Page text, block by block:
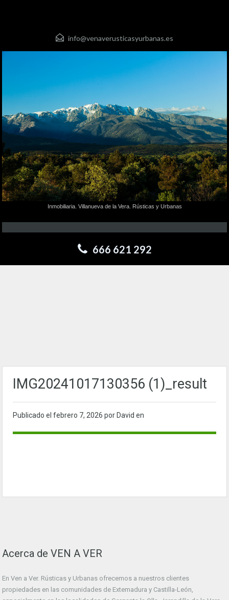
info@venaverusticasyurbanas.es
Inmobiliaria. Villanueva de la Vera. Rústicas y Urbanas
666 621 292
IMG20241017130356 (1)_result
Publicado el febrero 7, 2026 por David en
Acerca de VEN A VER
En Ven a Ver. Rústicas y Urbanas ofrecemos a nuestros clientes
propiedades en las comunidades de Extemadura y Castilla-León,